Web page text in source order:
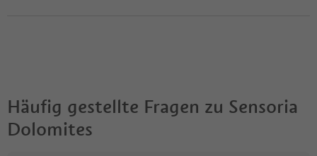
Häufig gestellte Fragen zu Sensoria
Dolomites